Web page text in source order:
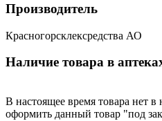
Производитель
Красногорсклексредства АО
Наличие товара в
В настоящее время товара нет
оформить данный товар "под